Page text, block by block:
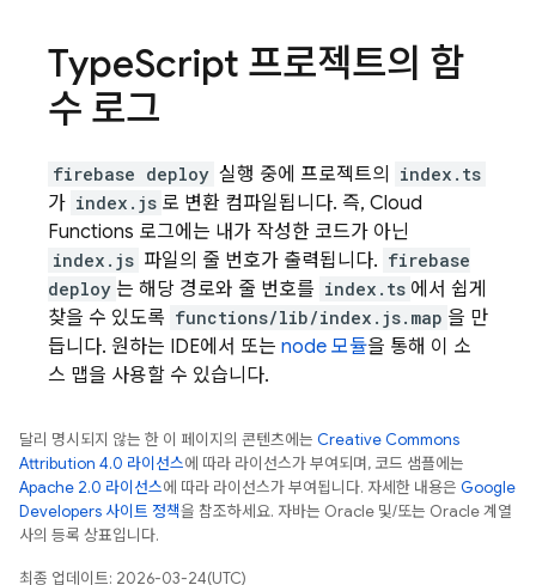
TypeScript 프로젝트의 함
수 로그
firebase deploy 실행 중에 프로젝트의 index.ts
가 index.js 로 변환 컴파일됩니다. 즉, Cloud
Functions 로그에는 내가 작성한 코드가 아닌
index.js 파일의 줄 번호가 출력됩니다. firebase
deploy 는 해당 경로와 줄 번호를 index.ts 에서 쉽게
찾을 수 있도록 functions/lib/index.js.map 을 만
듭니다. 원하는 IDE에서 또는 node 모듈을 통해 이 소
스 맵을 사용할 수 있습니다.
달리 명시되지 않는 한 이 페이지의 콘텐츠에는 Creative Commons
Attribution 4.0 라이선스에 따라 라이선스가 부여되며, 코드 샘플에는
Apache 2.0 라이선스에 따라 라이선스가 부여됩니다. 자세한 내용은 Google
Developers 사이트 정책을 참조하세요. 자바는 Oracle 및/또는 Oracle 계열
사의 등록 상표입니다.
최종 업데이트: 2026-03-24(UTC)